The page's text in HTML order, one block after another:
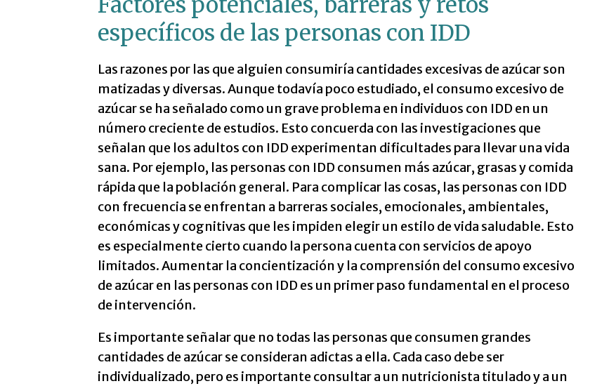
específicos de las personas con IDD
Las razones por las que alguien consumiría cantidades excesivas de azúcar son
matizadas y diversas. Aunque todavía poco estudiado, el consumo excesivo de
azúcar se ha señalado como un grave problema en individuos con IDD en un
número creciente de estudios. Esto concuerda con las investigaciones que
señalan que los adultos con IDD experimentan dificultades para llevar una vida
sana. Por ejemplo, las personas con IDD consumen más azúcar, grasas y comida
rápida que la población general. Para complicar las cosas, las personas con IDD
con frecuencia se enfrentan a barreras sociales, emocionales, ambientales,
económicas y cognitivas que les impiden elegir un estilo de vida saludable. Esto
es especialmente cierto cuando la persona cuenta con servicios de apoyo
limitados. Aumentar la concientización y la comprensión del consumo excesivo
de azúcar en las personas con IDD es un primer paso fundamental en el proceso
de intervención.
Es importante señalar que no todas las personas que consumen grandes
cantidades de azúcar se consideran adictas a ella. Cada caso debe ser
individualizado, pero es importante consultar a un nutricionista titulado y a un